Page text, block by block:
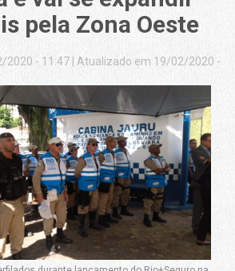
pela Zona Oeste
2020 - 11:47
Atualizado em 19/02/2020 -